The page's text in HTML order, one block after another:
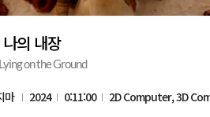
의 내장
on the Ground
마 2024 0:11:00
2D Computer, 3D